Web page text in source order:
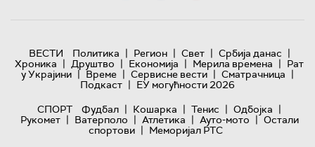
ВЕСТИ Политика | Регион | Свет | Србија данас |
Хроника | Друштво | Економија | Мерила времена | Рат
у Украјини | Време | Сервисне вести | Сматрачница |
Подкаст | ЕУ могућности 2026
СПОРТ
Фудбал | Кошарка | Тенис | Одбојка |
Рукомет | Ватерполо | Атлетика | Ауто-мото | Остали
спортови | Меморијал РТС